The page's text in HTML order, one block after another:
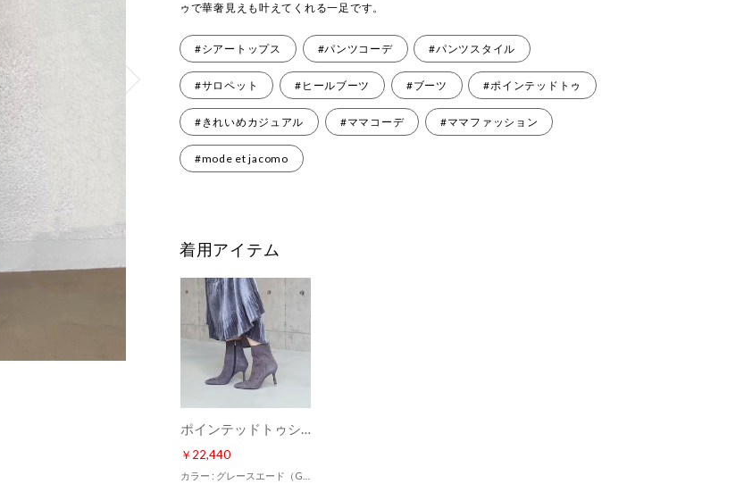
ゥで華奢見えも叶えてくれる一足です。
#シアートップス #パンツコーデ #パンツスタイル
#サロペット #ヒールブーツ #ブーツ #ポインテッドトゥ
#きれいめカジュアル #ママコーデ #ママファッション
#mode et jacomo
着用アイテム
ポインテッドトゥショートブーツ （グレースエード）
￥22,440